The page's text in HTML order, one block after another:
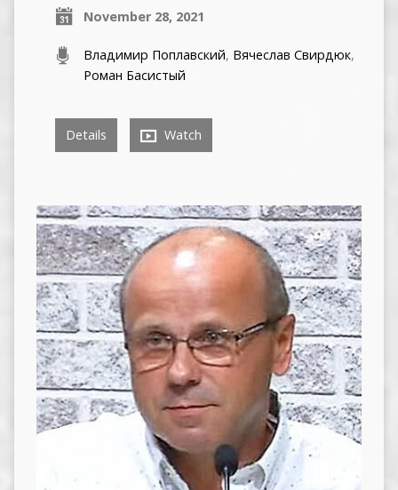
November 28, 2021
Владимир Поплавский, Вячеслав Свирдюк,
Роман Басистый
Details Watch